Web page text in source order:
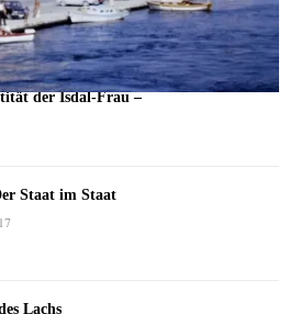
der Isdal-Frau –
Staat im Staat
Lachs